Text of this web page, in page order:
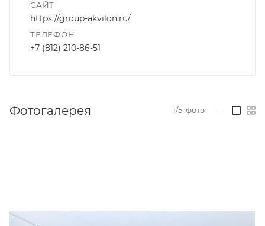
САЙТ
https://group-akvilon.ru/
ТЕЛЕФОН
+7 (812) 210-86-51
Фотогалерея 1/5 фото